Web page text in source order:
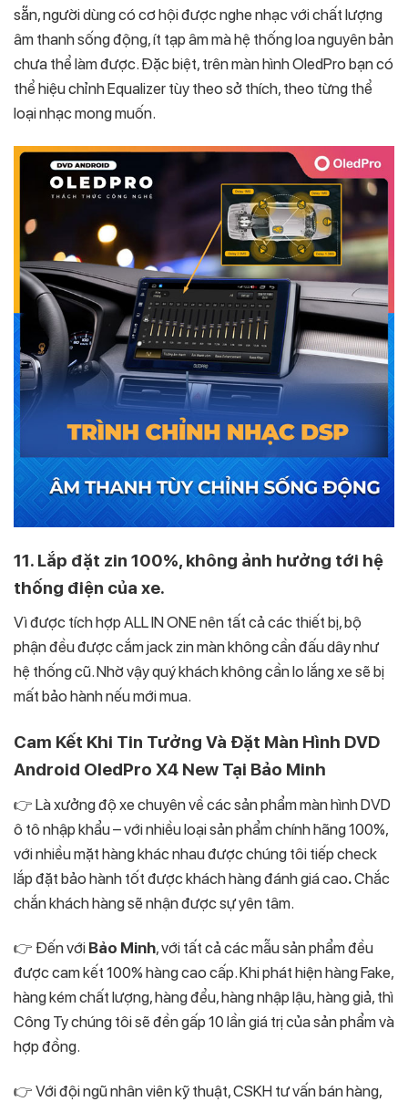
sẵn, người dùng có cơ hội được nghe nhạc với chất lượng
âm thanh sống động, ít tạp âm mà hệ thống loa nguyên bản
chưa thể làm được. Đặc biệt, trên màn hình OledPro bạn có
thể hiệu chỉnh Equalizer tùy theo sở thích, theo từng thể
loại nhạc mong muốn.
11. Lắp đặt zin 100%, không ảnh hưởng tới hệ
thống điện của xe.
Vì được tích hợp ALL IN ONE nên tất cả các thiết bị, bộ
phận đều được cắm jack zin màn không cần đấu dây như
hệ thống cũ. Nhờ vậy quý khách không cần lo lắng xe sẽ bị
mất bảo hành nếu mới mua.
Cam Kết Khi Tin Tưởng Và Đặt Màn Hình DVD
Android OledPro X4 New Tại Bảo Minh
👉 Là xưởng độ xe chuyên về các sản phẩm màn hình DVD
ô tô nhập khẩu – với nhiều loại sản phẩm chính hãng 100%,
với nhiều mặt hàng khác nhau được chúng tôi tiếp check
lắp đặt bảo hành tốt được khách hàng đánh giá cao.Chắc
chắn khách hàng sẽ nhận được sự yên tâm.
👉 Đến với Bảo Minh, với tất cả các mẫu sản phẩm đều
được cam kết 100% hàng cao cấp. Khi phát hiện hàng Fake,
hàng kém chất lượng, hàng đểu, hàng nhập lậu, hàng giả, thì
Công Ty chúng tôi sẽ đền gấp 10 lần giá trị của sản phẩm và
hợp đồng.
👉 Với đội ngũ nhân viên kỹ thuật, CSKH tư vấn bán hàng,